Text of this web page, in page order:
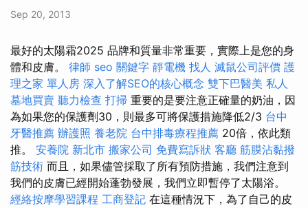
Sep 20, 2013
最好的太陽霜2025 品牌和質量非常重要，實際上是您的身
體和皮膚。 律師 seo 關鍵字 靜電機 找人 滅鼠公司評價 護
理之家 單人房 深入了解SEO的核心概念 雙下巴醫美 私人
墓地買賣 聽力檢查 打掃 重要的是要注意正確量的奶油，因
為如果您的保護劑30，則最多可將保護措施降低2/3 台中
牙醫推薦 辦護照 養老院 台中排毒療程推薦 20倍，依此類
推。 安養院 新北市 搬家公司 免費寫訴狀 客廳 筋膜沾黏撥
筋技術 而且，如果儘管採取了所有預防措施，我們注意到
我們的皮膚已經開始蓬勃發展，我們立即暫停了太陽浴。
經絡按摩學習課程 工商登記 在這種情況下，為了自己的皮